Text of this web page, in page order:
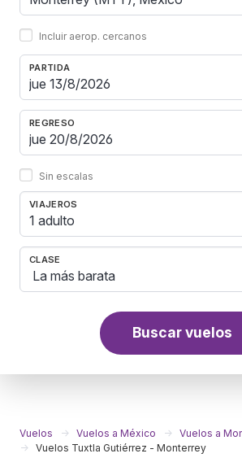
Incluir aerop. cercanos
PARTIDA
REGRESO
Sin escalas
VIAJEROS
1 adulto
CLASE
Buscar vuelos
Vuelos Vuelos a México
Vuelos a
Vuelos Tuxtla Gutiérrez - Monterrey